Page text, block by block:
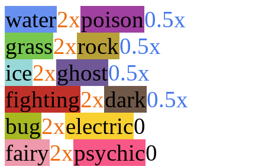
water2xpoison0.5x
grass2xrock0.5x
ice2xghost0.5x
fighting2xdark0.5x
bug2xelectric0
fairy2xpsychic0